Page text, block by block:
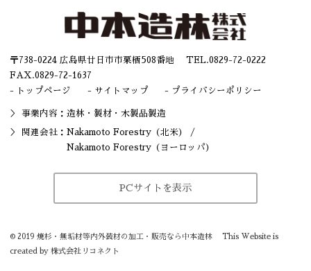
〒738-0224 広島県廿日市市栗栖508番地 TEL.0829-72-0222
FAX.0829-72-1637
トップページ
サイトマップ プライバシーポリシー
事業内容：造林・製材 ・木製品製造
関連会社： Nakamoto Forestry（北米）
/
Nakamoto Forestry（ヨーロッパ）
PCサイトを表示
© 2019 焼杉・無垢材等内外装材の加工・販売なら中本造林
This Website is
created by株式会社リコネクト